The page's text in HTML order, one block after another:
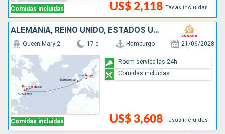
Comidas incluidas US$ 2,118 Tasas incluidas
ALEMANIA, REINO UNIDO, ESTADOS UNIDOS, CANADÁ
Comidas incluidas
Queen Mary 2 17 d Hamburgo 21/06/2028
US$ 3,608 Tasas incluidas
Room service las 24h
Comidas incluidas